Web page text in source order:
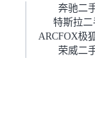
障。”
奔驰二
特斯拉二
ARCFOX极
荣威二